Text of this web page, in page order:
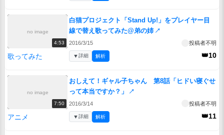
no image
4:53
白猫プロジェクト「Stand Up!」をプレイヤー目
線で替え歌ってみた@弟の姉 ↗
2016/3/15 投稿者不明
歌ってみた 👑10
▼詳細 解析
no image
7:50
おしえて！ギャル子ちゃん 第8話「ヒドい寝ぐせ
って本当ですか？」
↗
2016/3/14 投稿者不明
アニメ 👑11
▼詳細 解析